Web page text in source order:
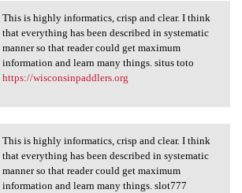
is highly informatics,
This is highly informatics, crisp and clear. I think
that everything has been described in systematic
manner so that reader could get maximum
information and learn many things. situs toto
https://wisconsinpaddlers.org
is highly informatics,
This is highly informatics, crisp and clear. I think
that everything has been described in systematic
manner so that reader could get maximum
information and learn many things. slot777